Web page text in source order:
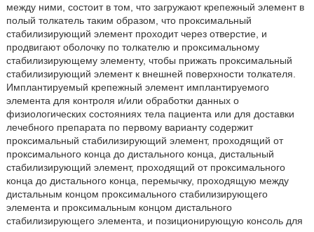
между ними, состоит в том, что загружают крепежный элемент в
полый толкатель таким образом, что проксимальный
стабилизирующий элемент проходит через отверстие, и
продвигают оболочку по толкателю и проксимальному
стабилизирующему элементу, чтобы прижать проксимальный
стабилизирующий элемент к внешней поверхности толкателя.
Имплантируемый крепежный элемент имплантируемого
элемента для контроля и/или обработки данных о
физиологических состояниях тела пациента или для доставки
лечебного препарата по первому варианту содержит
проксимальный стабилизирующий элемент, проходящий от
проксимального конца до дистального конца, дистальный
стабилизирующий элемент, проходящий от проксимального
конца до дистального конца, перемычку, проходящую между
дистальным концом проксимального стабилизирующего
элемента и проксимальным концом дистального
стабилизирующего элемента, и позиционирующую консоль для